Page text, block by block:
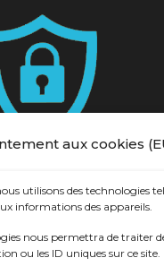
aux cookies
utilisons des technologies
informations des appareils.
nous permettra de traiter
ou les ID uniques sur ce site.